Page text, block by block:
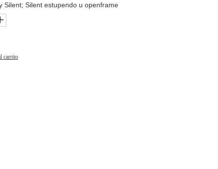
Silent; Silent estupendo u openframe
carrito